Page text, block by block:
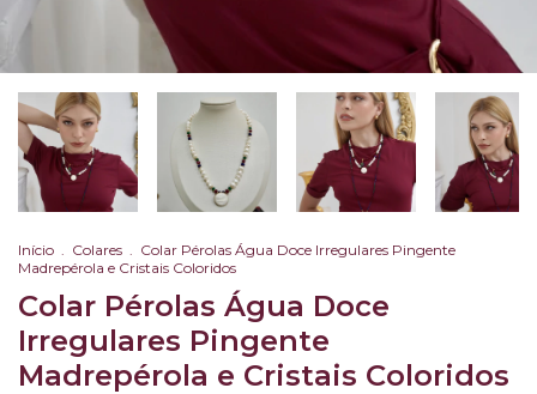
Início . Colares . Colar Pérolas Água Doce Irregulares Pingente
Madrepérola e Cristais Coloridos
Colar Pérolas Água Doce
Irregulares Pingente
Madrepérola e Cristais Coloridos